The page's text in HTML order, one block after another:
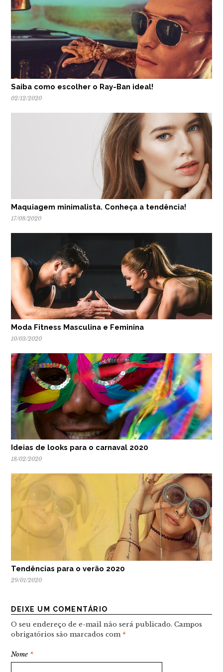
Saiba como escolher o Ray-Ban ideal!
02/12/2020
Maquiagem minimalista. Conheça a tendência!
17/08/2020
Moda Fitness Masculina e Feminina
10/03/2020
Ideias de looks para o carnaval 2020
18/02/2020
Tendências para o verão 2020
29/01/2020
DEIXE UM COMENTÁRIO
O seu endereço de e-mail não será publicado. Campos
obrigatórios são marcados com *
Nome *